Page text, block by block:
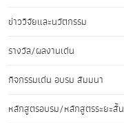
ข่าววิจัยและนวัตกรรม
รางวัล/ผลงานเด่น
กิจกรรมเด่น อบรม สัมมนา
หลักสูตรอบรม/หลักสูตรระยะสั้น